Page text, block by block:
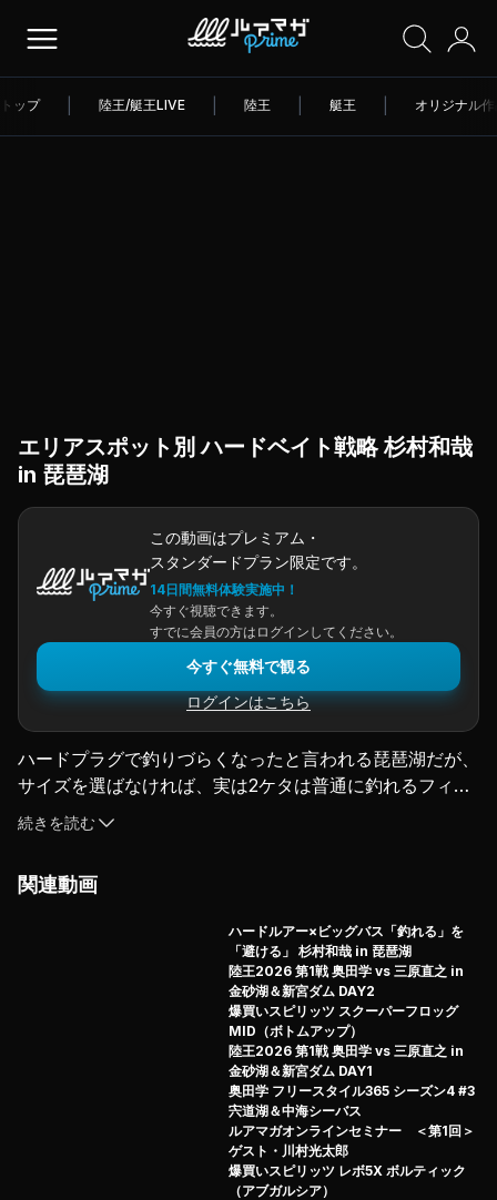
トップ 陸王/艇王LIVE 陸王 艇王 オリジナル
エリアスポット別 ハードベイト戦略 杉村和哉
in 琵琶湖
この動画はプレミアム・
スタンダードプラン限定です。
14日間無料体験実施中！
今すぐ視聴できます。
すでに会員の方はログインしてください。
今すぐ無料で観る
ログインはこちら
ハードプラグで釣りづらくなったと言われる琵琶湖だが、
サイズを選ばなければ、実は2ケタは普通に釣れるフィー
ルド。
秋深まる11月、メガバステスター・杉村和哉氏が今回挑ん
『でかバス』をハードプラグで獲るプラン。
小バス連打の中、いかにしてキッカーサイズを狙っていく
ディープクランク、ロングビルミノー、バイブレーショ
巻きの代名詞ともいわれるメジャーなルアー達を駆使し
遂に仕留めた59センチのランカーフィッシュ！
スポット選択からアプローチまでのでかバス戦略の一部始
続きを読む
関連動画
ハードルアー×ビッグバス「釣れる」を
「避ける」 杉村和哉 in 琵琶湖
陸王2026 第1戦 奥田学 vs 三原直之 in
金砂湖＆新宮ダム DAY2
爆買いスピリッツ スクーパーフロッグ
MID（ボトムアップ）
陸王2026 第1戦 奥田学 vs 三原直之 in
金砂湖＆新宮ダム DAY1
奥田学 フリースタイル365 シーズン4 #3
宍道湖＆中海シーバス
ルアマガオンラインセミナー ＜第1回＞
ゲスト・川村光太郎
爆買いスピリッツ レボ5X ボルティック
（アブガルシア）